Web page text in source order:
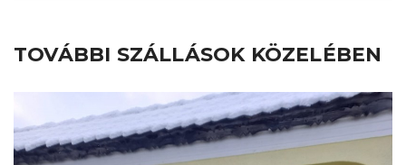
TOVÁBBI SZÁLLÁSOK KÖZELÉBEN